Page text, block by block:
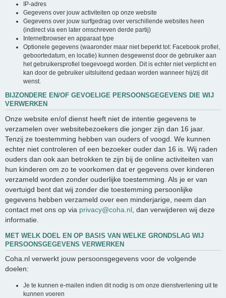
IP-adres
Gegevens over jouw activiteiten op onze website
Gegevens over jouw surfgedrag over verschillende websites heen
(indirect via een later omschreven derde partij)
Internetbrowser en apparaat type
Optionele gegevens (waaronder maar niet beperkt tot: Facebook profiel,
geboortedatum, en locatie) kunnen desgewenst door de gebruiker aan
het gebruikersprofiel toegevoegd worden. Dit is echter niet verplicht en
kan door de gebruiker uitsluitend gedaan worden wanneer hij/zij dit
wenst.
BIJZONDERE EN/OF GEVOELIGE PERSOONSGEGEVENS DIE WIJ
VERWERKEN
Onze website en/of dienst heeft niet de intentie gegevens te
verzamelen over websitebezoekers die jonger zijn dan 16 jaar.
Tenzij ze toestemming hebben van ouders of voogd. We kunnen
echter niet controleren of een bezoeker ouder dan 16 is. Wij raden
ouders dan ook aan betrokken te zijn bij de online activiteiten van
hun kinderen om zo te voorkomen dat er gegevens over kinderen
verzameld worden zonder ouderlijke toestemming. Als je er van
overtuigd bent dat wij zonder die toestemming persoonlijke
gegevens hebben verzameld over een minderjarige, neem dan
contact met ons op via privacy@coha.nl , dan verwijderen wij deze
informatie.
MET WELK DOEL EN OP BASIS VAN WELKE GRONDSLAG WIJ
PERSOONSGEGEVENS VERWERKEN
Coha.nl verwerkt jouw persoonsgegevens voor de volgende
doelen:
Je te kunnen e-mailen indien dit nodig is om onze dienstverlening uit te
kunnen voeren